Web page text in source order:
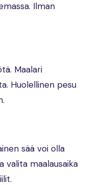
Ilman
Maalari
Huolellinen pesu
sää voi olla
valita maalausaika